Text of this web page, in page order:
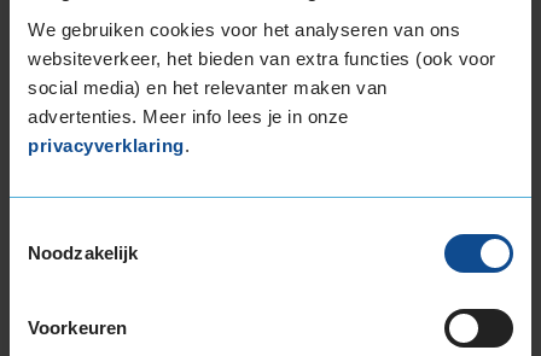
We gebruiken cookies voor het analyseren van ons
websiteverkeer, het bieden van extra functies (ook voor
social media) en het relevanter maken van
advertenties. Meer info lees je in onze
privacyverklaring.
Noodzakelijk
Voorkeuren
225/55R17 101Y EXTRALOAD
225/55R17 97T EXTRALOAD
225/60R17 103V EXTRALOAD
225/65R17 106V EXTRALOAD
235/45R17 97Y EXTRALOAD
235/65R17 108W EXTRALOAD